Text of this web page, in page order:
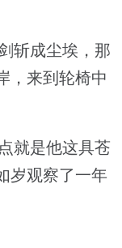
斩成尘埃，那
，来到轮椅中
就是他这具苍
岁观察了一年